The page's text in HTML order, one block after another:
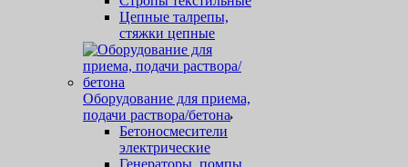
Цепные талрепы,
стяжки цепные
Оборудование для приема,
подачи раствора/бетона
Бетоносмесители
электрические
Генераторы, помпы,